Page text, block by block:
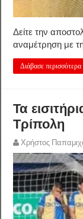
Δείτε την
αναμέτρηση με
Διάβασε περισσότερα
Τα
Τρίπολη
Χρήστος